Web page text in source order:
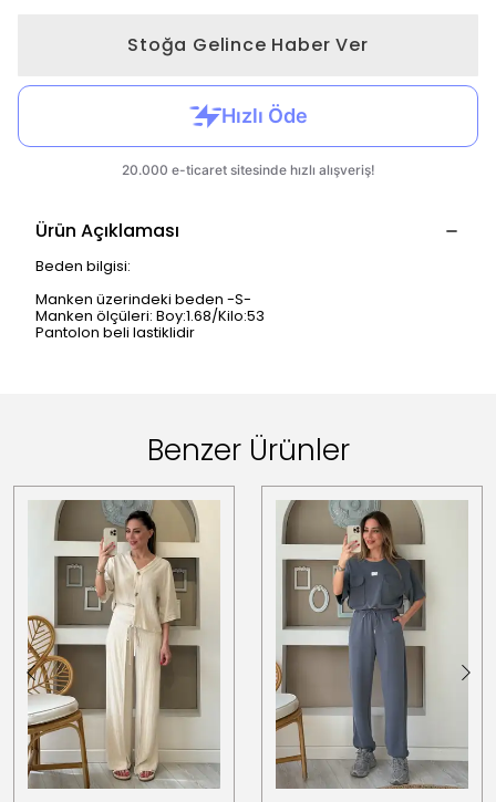
Stoğa Gelince Haber Ver
Ürün Açıklaması
Beden bilgisi:
Manken üzerindeki beden -S-
Manken ölçüleri: Boy:1.68/Kilo:53
Pantolon beli lastiklidir
Benzer Ürünler